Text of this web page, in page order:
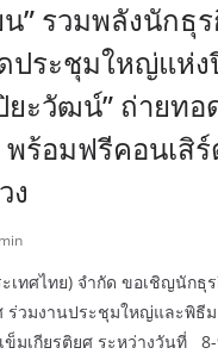
” รวมพลังนักธุ
ประชุมใหญ่แห่
ยะวัฒน์” ถ่ายทอ
ร้อมฟรีคอนเสิร์
ง
เทศไทย) จำกัด ขอเชิญนักธุ
ร่วมงานประชุมใหญ่และพิธี
ข็มเกียรติยศ ระหว่างวันที่